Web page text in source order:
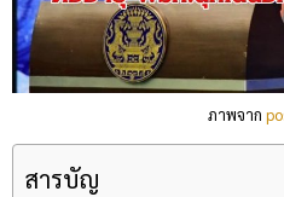
ภาพจาก
สารบัญ